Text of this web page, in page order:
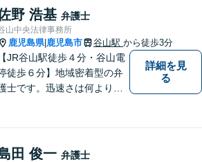
ご提案いたします。
野 浩基 弁護士
山中央法律事務所
鹿児島県| 鹿児島市 谷山駅 から徒歩3分
【JR谷山駅徒歩４分・谷山電
徒歩６分】地域密着型の弁
士です。迅速さは何よりの
詳細を見
る
田 俊一 弁護士